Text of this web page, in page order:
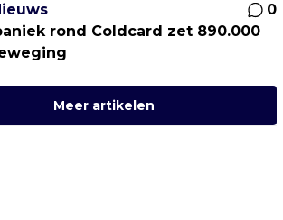
0
rond Coldcard zet 890.000
Meer artikelen